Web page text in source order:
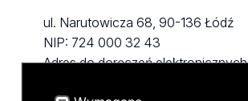
ul. Narutowicza 68, 90-136 Łódź
NIP: 724 000 32 43
Adres do doręczeń elektronicznych